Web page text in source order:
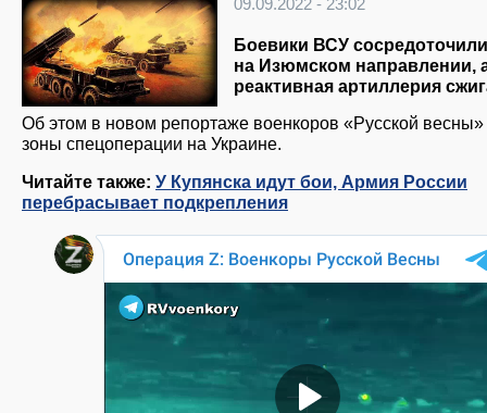
09.09.2022 - 23:02
Боевики ВСУ
на Изюмском направлении,
реактивная артиллерия
Об этом в новом репортаже военкоров «Русской весны»
зоны спецоперации на Украине.
Читайте также: У Купянска идут бои, Армия России
перебрасывает подкрепления